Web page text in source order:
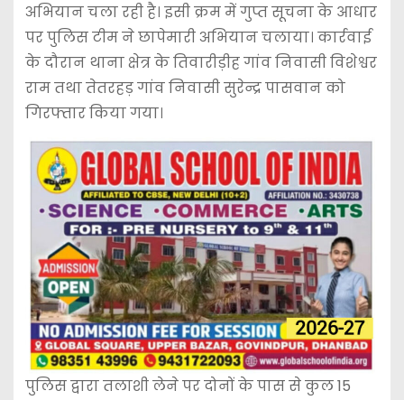
अभियान चला रही है। इसी क्रम में गुप्त सूचना के आधार
पर पुलिस टीम ने छापेमारी अभियान चलाया। कार्रवाई
के दौरान थाना क्षेत्र के तिवारीड़ीह गांव निवासी विशेश्वर
राम तथा तेतरहड़ गांव निवासी सुरेन्द्र पासवान को
गिरफ्तार किया गया।
पुलिस द्वारा तलाशी लेने पर दोनों के पास से कुल 15